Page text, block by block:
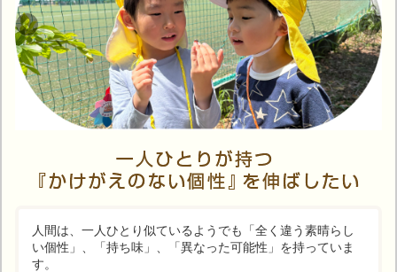
人間は、一人ひとり似ているようでも「全く違う素晴らし
い個性」、「持ち味」、「異なった可能性」を持っていま
す。